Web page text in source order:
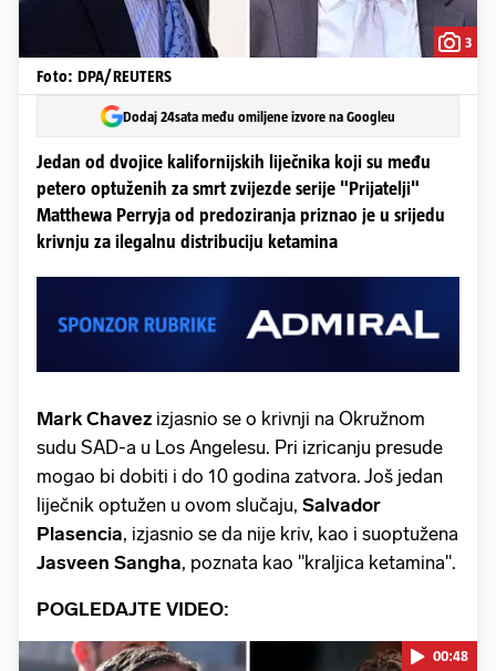
3
Foto: DPA/REUTERS
Dodaj 24sata među omiljene izvore na Googleu
Jedan od dvojice kalifornijskih liječnika koji su među
petero optuženih za smrt zvijezde serije "Prijatelji"
Matthewa Perryja od predoziranja priznao je u srijedu
krivnju za ilegalnu distribuciju ketamina
Mark Chavez izjasnio se o krivnji na Okružnom
sudu SAD-a u Los Angelesu. Pri izricanju presude
mogao bi dobiti i do 10 godina zatvora. Još jedan
liječnik optužen u ovom slučaju, Salvador
Plasencia, izjasnio se da nije kriv, kao i suoptužena
Jasveen Sangha, poznata kao "kraljica ketamina".
POGLEDAJTE VIDEO:
00:48